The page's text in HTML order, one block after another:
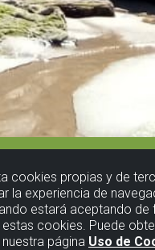
cookies propias y de
la experiencia de
estará aceptando de
cookies. Puede
página Uso de